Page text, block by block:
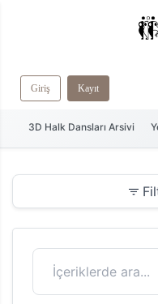
Giriş Kayıt
3D Halk Dansları Arsivi